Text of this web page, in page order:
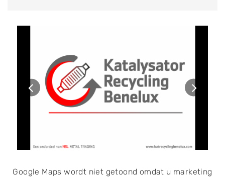
Google Maps wordt niet getoond omdat u marketing